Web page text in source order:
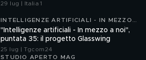
29 lug | Italia 1
INTELLIGENZE ARTIFICIALI - IN MEZZO
A NOI
"Intelligenze artificiali - In mezzo a noi",
puntata 35: il progetto Glasswing
25 lug | Tgcom24
STUDIO APERTO MAG